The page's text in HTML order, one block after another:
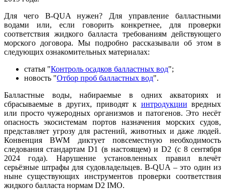
Для чего B-QUA нужен? Для управление балластными
водами или, если говорить конкретнее, для проверки
соответствия жидкого балласта требованиям действующего
морского договора. Мы подробно рассказывали об этом в
следующих ознакомительных материалах:
статья "Контроль осадков балластных вод";
новость "Отбор проб балластных вод".
Балластные воды, набираемые в одних акваториях и
сбрасываемые в других, приводят к интродукции вредных
или просто чужеродных организмов и патогенов. Это несёт
опасность экосистемам портов назначения морских судов,
представляет угрозу для растений, животных и даже людей.
Конвенция BWM диктует повсеместную необходимость
следования стандартам D1 (в настоящем) и D2 (с 8 сентября
2024 года). Нарушение установленных правил влечёт
серьёзные штрафы для судовладельцев. B-QUA – это один из
ныне существующих инструментов проверки соответствия
жидкого балласта нормам D2 IMO.